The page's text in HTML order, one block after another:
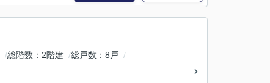
総階数 2階建 総戸数
8戸